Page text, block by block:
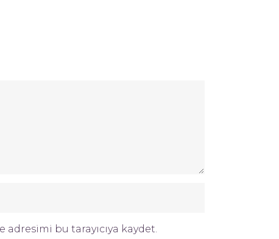
bu tarayıcıya kaydet.